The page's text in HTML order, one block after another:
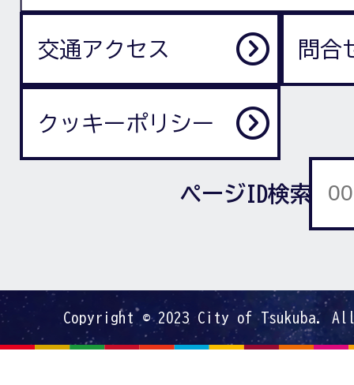
交通アクセス 問合
クッキーポリシー
ページID検索
Copyright © 2023 City of Tsukuba.